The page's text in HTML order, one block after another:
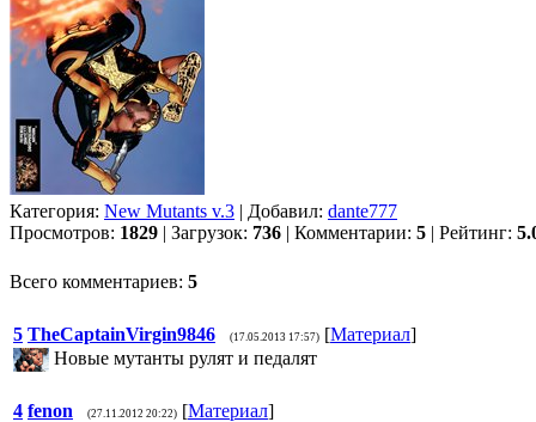
Категория: New Mutants v.3 | Добавил: dante777
Просмотров: 1829 | Загрузок: 736 | Комментарии: 5 | Рейтинг:
Всего комментариев: 5
5 TheCaptainVirgin9846 (17.05.2013 17:57) [Материал]
Новые мутанты рулят и педалят
4 fenon (27.11.2012 20:22) [Материал]